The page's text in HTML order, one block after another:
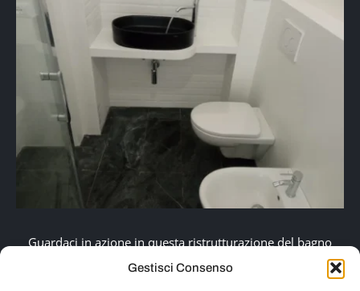
Gestisci Consenso
Guardaci in azione in questa ristrutturazione del bagno
a San Salvario: da un ambiente datato e poco funzionale